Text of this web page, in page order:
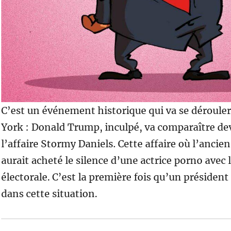
C’est un événement historique qui va se
York : Donald Trump, inculpé, va comparaître
l’affaire Stormy Daniels. Cette affaire où
aurait acheté le silence d’une actrice porno avec
électorale. C’est la première fois qu’un
dans cette situation.